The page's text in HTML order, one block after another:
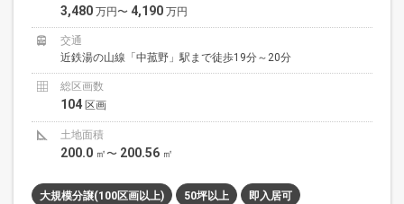
3,480 万円〜 4,190 万円
交通
近鉄湯の山線「中菰野」駅まで徒歩19分～20分
総区画数
104 区画
土地面積
200.0 ㎡〜 200.56 ㎡
大規模分譲(100区画以上) 50坪以上 即入居可